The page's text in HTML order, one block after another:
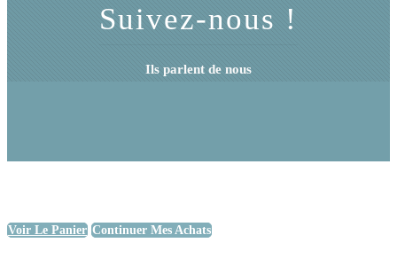
Suivez-nous !
Ils parlent de nous
Voir Le Panier Continuer Mes Achats